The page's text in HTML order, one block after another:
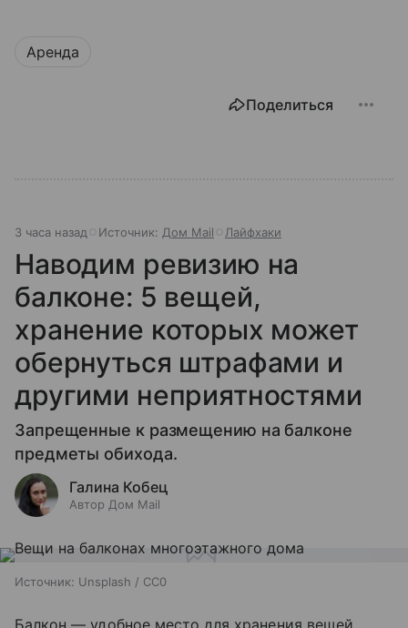
Аренда
Поделиться
3 часа назад Источник: Дом Mail Лайфхаки
Наводим ревизию на
балконе: 5 вещей,
хранение которых может
обернуться штрафами и
другими неприятностями
Запрещенные к размещению на балконе
предметы обихода.
Галина Кобец
Автор Дом Mail
Источник: Unsplash / CC0